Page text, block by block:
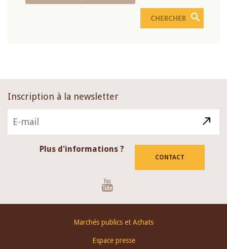
Inscription à la newsletter
Plus d'informations ?
CONTACT
Marchés publics et Achats
Espace presse